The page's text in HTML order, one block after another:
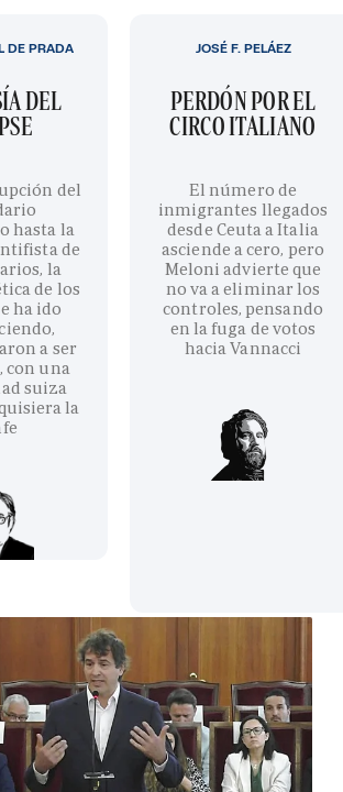
DEL
del
hasta la
de
la
de los
ha ido
a ser
con una
suiza
la
DE PRADA
PERDÓN POR EL
CIRCO ITALIANO
El número de
inmigrantes llegados
desde Ceuta a Italia
asciende a cero, pero
Meloni advierte que
no va a eliminar los
controles, pensando
en la fuga de votos
hacia Vannacci
JOSÉ F. PELÁEZ